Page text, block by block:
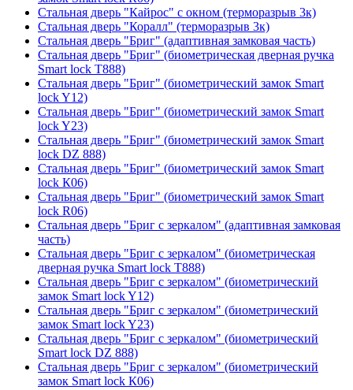
Стальная дверь "Кайрос" с окном (терморазрыв 3к)
Стальная дверь "Коралл" (терморазрыв 3к)
Стальная дверь "Бриг" (адаптивная замковая часть)
Стальная дверь "Бриг" (биометрическая дверная ручка
Smart lock T888)
Стальная дверь "Бриг" (биометрический замок Smart
lock Y12)
Стальная дверь "Бриг" (биометрический замок Smart
lock Y23)
Стальная дверь "Бриг" (биометрический замок Smart
lock DZ 888)
Стальная дверь "Бриг" (биометрический замок Smart
lock К06)
Стальная дверь "Бриг" (биометрический замок Smart
lock R06)
Стальная дверь "Бриг с зеркалом" (адаптивная замковая
часть)
Стальная дверь "Бриг с зеркалом" (биометрическая
дверная ручка Smart lock T888)
Стальная дверь "Бриг с зеркалом" (биометрический
замок Smart lock Y12)
Стальная дверь "Бриг с зеркалом" (биометрический
замок Smart lock Y23)
Стальная дверь "Бриг с зеркалом" (биометрический
Smart lock DZ 888)
Стальная дверь "Бриг с зеркалом" (биометрический
замок Smart lock К06)